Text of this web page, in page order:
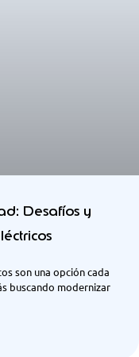
Desafíos y
son una opción cada
buscando modernizar